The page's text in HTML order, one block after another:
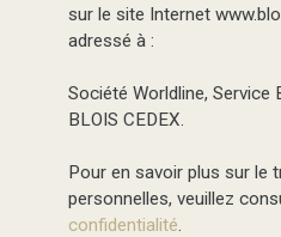
sur le site Internet
adressé à :
Société Worldline,
BLOIS CEDEX.
Pour en savoir plus sur le
personnelles, veuillez
confidentialité.